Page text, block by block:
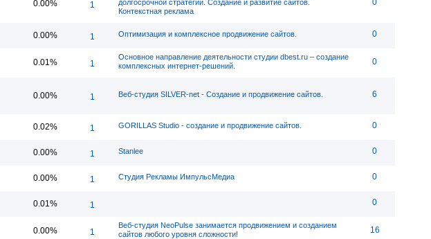
0.00% 1
долгосрочной стратегии. Создание и развитие сайтов.
Контекстная реклама
0
0.00% 1 Оптимизация и комплексное продвижение сайтов. 0
0.01% 1
Основное направление деятельности студии dbest.ru – создание
комплексных интернет-решений.
0
0.00% 1 Веб-студия SILVER-net - Создание и продвижение сайтов. 6
0.02% 1 GORILLAS Studio - создание и продвижение сайтов. 0
0.00% 1 Stanlee 0
0.00% 1 Студия Рекламы ИмпульсМедиа 0
0.01% 1 0
0.00% 1
Веб-студия NeoPulse занимается продвижением и созданием
сайтов любого уровня сложности!
16